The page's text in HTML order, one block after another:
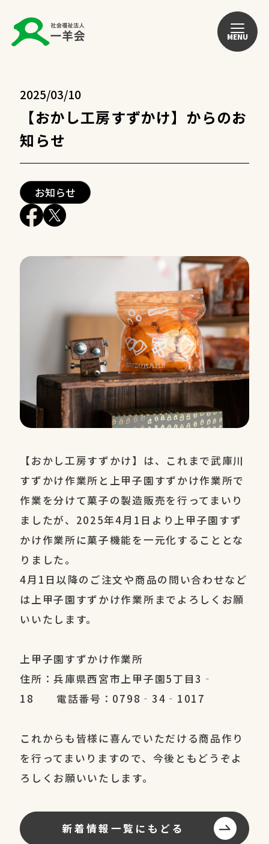
MENU
2025/03/10
【おかし工房すずかけ】からのお
知らせ
お知らせ
【おかし工房すずかけ】は、これまで武庫川
すずかけ作業所と上甲子園すずかけ作業所で
作業を分けて菓子の製造販売を行ってまいり
ましたが、2025年4月1日より上甲子園すず
かけ作業所に菓子機能を一元化することとな
りました。
4月1日以降のご注文や商品の問い合わせなど
は上甲子園すずかけ作業所までよろしくお願
いいたします。
上甲子園すずかけ作業所
住所：兵庫県西宮市上甲子園5丁目3‐
18 電話番号：0798‐34‐1017
これからも皆様に喜んでいただける商品作り
を行ってまいりますので、今後ともどうぞよ
ろしくお願いいたします。
新着情報一覧にもどる